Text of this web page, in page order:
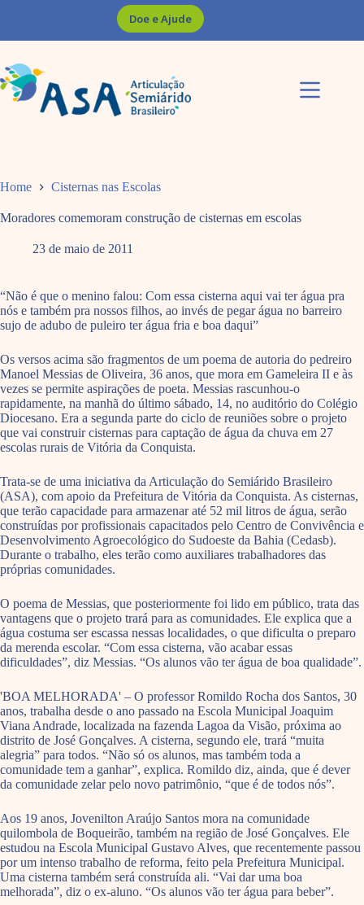
Doe e Ajude
Home Cisternas nas Escolas
Moradores comemoram construção de cisternas em escolas
23 de maio de 2011
“Não é que o menino falou: Com essa cisterna aqui vai ter água pra
nós e também pra nossos filhos, ao invés de pegar água no barreiro
sujo de adubo de puleiro ter água fria e boa daqui”
Os versos acima são fragmentos de um poema de autoria do pedreiro
Manoel Messias de Oliveira, 36 anos, que mora em Gameleira II e às
vezes se permite aspirações de poeta. Messias rascunhou-o
rapidamente, na manhã do último sábado, 14, no auditório do Colégio
Diocesano. Era a segunda parte do ciclo de reuniões sobre o projeto
que vai construir cisternas para captação de água da chuva em 27
escolas rurais de Vitória da Conquista.
Trata-se de uma iniciativa da Articulação do Semiárido Brasileiro
(ASA), com apoio da Prefeitura de Vitória da Conquista. As cisternas,
que terão capacidade para armazenar até 52 mil litros de água, serão
construídas por profissionais capacitados pelo Centro de Convivência e
Desenvolvimento Agroecológico do Sudoeste da Bahia (Cedasb).
Durante o trabalho, eles terão como auxiliares trabalhadores das
próprias comunidades.
O poema de Messias, que posteriormente foi lido em público, trata das
vantagens que o projeto trará para as comunidades. Ele explica que a
água costuma ser escassa nessas localidades, o que dificulta o preparo
da merenda escolar. “Com essa cisterna, vão acabar essas
dificuldades”, diz Messias. “Os alunos vão ter água de boa qualidade”.
'BOA MELHORADA' – O professor Romildo Rocha dos Santos, 30
anos, trabalha desde o ano passado na Escola Municipal Joaquim
Viana Andrade, localizada na fazenda Lagoa da Visão, próxima ao
distrito de José Gonçalves. A cisterna, segundo ele, trará “muita
alegria” para todos. “Não só os alunos, mas também toda a
comunidade tem a ganhar”, explica. Romildo diz, ainda, que é dever
da comunidade zelar pelo novo patrimônio, “que é de todos nós”.
Aos 19 anos, Jovenilton Araújo Santos mora na comunidade
quilombola de Boqueirão, também na região de José Gonçalves. Ele
estudou na Escola Municipal Gustavo Alves, que recentemente passou
por um intenso trabalho de reforma, feito pela Prefeitura Municipal.
Uma cisterna também será construída ali. “Vai dar uma boa
melhorada”, diz o ex-aluno. “Os alunos vão ter água para beber”.